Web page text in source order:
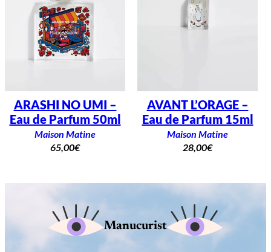
ARASHI NO UMI –
Eau de Parfum 50ml
Maison Matine
65,00€
AVANT L’ORAGE –
Eau de Parfum 15ml
Maison Matine
28,00€
Manucurist